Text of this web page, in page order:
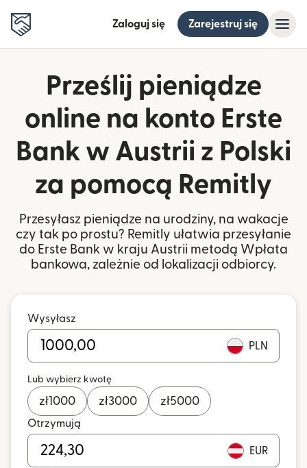
Zaloguj się Zarejestruj się
Prześlij pieniądze
online na konto Erste
Bank w Austrii z Polski
za pomocą Remitly
Przesyłasz pieniądze na urodziny, na wakacje
czy tak po prostu? Remitly ułatwia przesyłanie
do Erste Bank w kraju Austrii metodą Wpłata
bankowa, zależnie od lokalizacji odbiorcy.
Wysyłasz
PLN
Lub wybierz kwotę
zł1000 zł3000 zł5000
Otrzymują
EUR